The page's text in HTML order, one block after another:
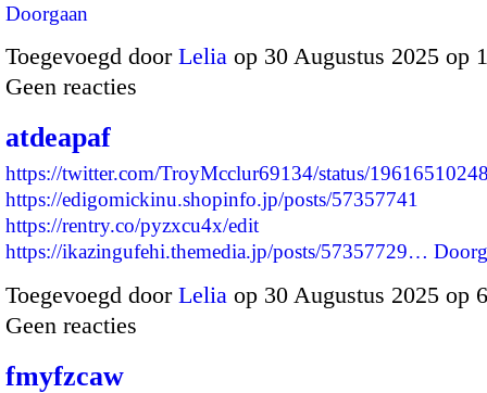
Doorgaan
Toegevoegd door Lelia op 30 Augustus 2025 op
Geen reacties
atdeapaf
https://twitter.com/TroyMcclur69134/status/
https://edigomickinu.shopinfo.jp/posts/57357741
https://rentry.co/pyzxcu4x/edit
https://ikazingufehi.themedia.jp/posts/57357729…
Toegevoegd door Lelia op 30 Augustus 2025 op
Geen reacties
fmyfzcaw